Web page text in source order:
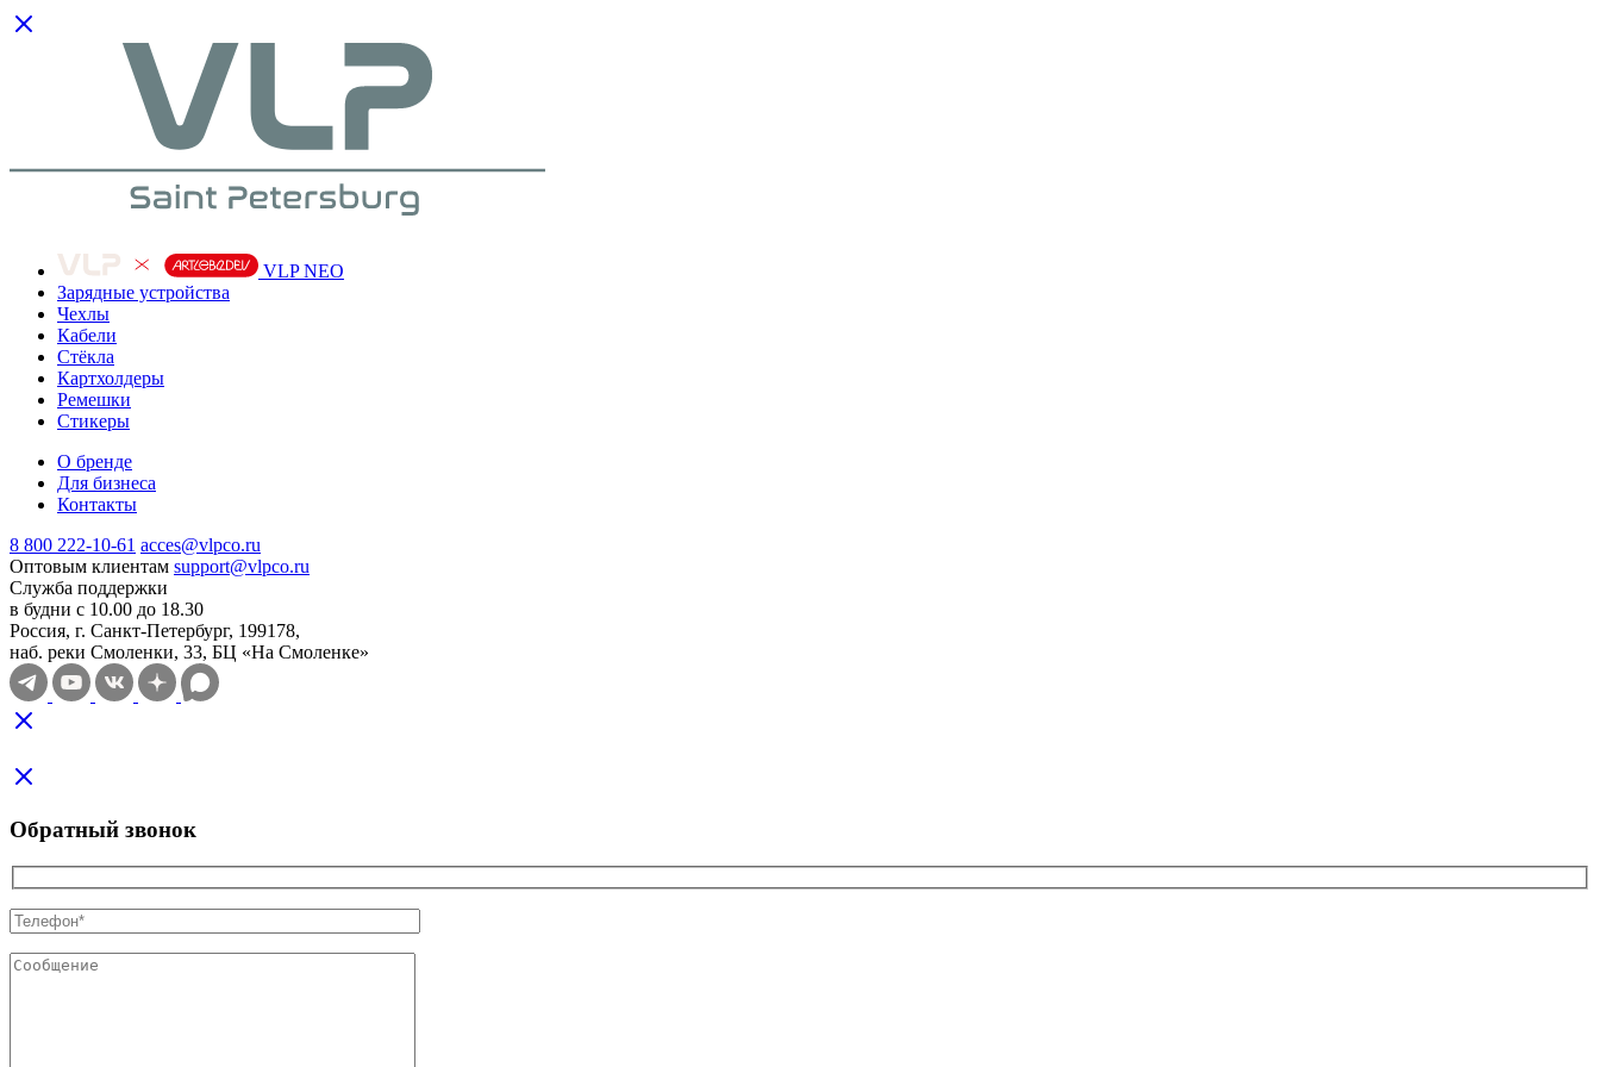
VLP NEO
Зарядные устройства
Чехлы
Кабели
Cтёкла
Картхолдеры
Ремешки
Стикеры
О бренде
Для бизнеса
Контакты
8 800 222-10-61 acces@vlpco.ru
Оптовым клиентам support@vlpco.ru
Служба поддержки
в будни с 10.00 до 18.30
Россия, г. Санкт-Петербург, 199178,
наб. реки Смоленки, 33, БЦ «На Смоленке»
Обратный звонок